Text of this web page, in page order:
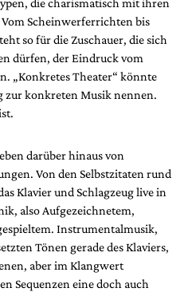
die charismatisch mit ihren
Scheinwerferrichten bis
so für die Zuschauer, die sich
dürfen, der Eindruck vom
„Konkretes Theater“ könnte
zur konkreten Musik nennen.
darüber hinaus von
Von den Selbstzitaten rund
Klavier und Schlagzeug live in
also Aufgezeichnetem,
Instrumentalmusik,
Tönen gerade des Klaviers,
aber im Klangwert
Sequenzen eine doch auch